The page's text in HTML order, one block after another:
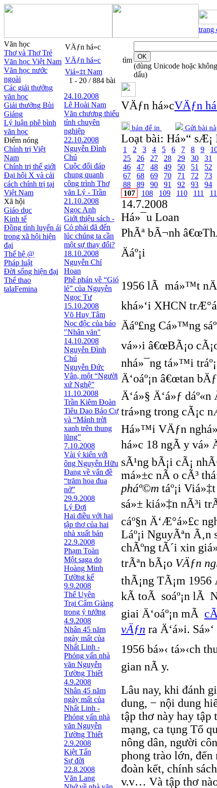
trang
Văn học
Thơ và Thơ Trẻ
Văn học Việt Nam
Văn học nước
ngoài
Các giải thưởng
văn học
Giải thưởng Bùi
Giáng
Lý luận phê bình
văn học
Điểm nóng
Chính trị Việt
Nam
Chính trị thế giới
Đại hội X và cải
cách chính trị tại
Việt Nam
Xã hội
Giáo dục
Kinh tế
Đồng tính luyến ái
trong xã hội hiện
đại
Thế hệ @
Pháp luật
Đời sống hiện đại
Thể thao
talaFemina
VÄƒn há»c
VÄƒn há»c
Viá»‡t Nam
1 - 20 / 884 bài
24.10.2008
Lê Hoài Nam
Văn chương thiếu
tính chuyên
nghiệp
22.10.2008
Nguyễn Đình
Chú
Cuộc đối đáp
chung quanh
công trình Thơ
văn Lý - Trần
21.10.2008
Ngọc Anh
Giới thiệu sách -
Có phải đã đến
lúc chúng ta cần
một sự thay đổi?
18.10.2008
Nguyễn Chí
Hoan
Phê phán về “Gió
lẻ” của Nguyễn
Ngọc Tư
15.10.2008
Võ Huy Tâm
Nọc độc của báo
"Nhân văn"
14.10.2008
Nguyễn Đình
Chú
Nguyễn Đức
Vân, một “Người
xứ Nghệ”
11.10.2008
Trần Kiêm Đoàn
Tiêu Dao Bảo Cự
và “Mảnh trời
xanh trên thung
lũng”
7.10.2008
Vài ý kiến với
ông Nguyễn Hữu
Đang về vấn đề
“trăm hoa đua
nở”
29.9.2008
Lý Đợi
Hai điều với hai
tập thơ của hai
nhà xuất bản
22.9.2008
Phạm Toàn
Một saga do
Hoàng Minh
Tường kể
9.9.2008
Thế Uyên
Trại Cẩm Giàng
trong ý tưởng
4.9.2008
Nhân 45 năm
ngày mất của
Nhất Linh -
Phỏng vấn nhà
văn Nguyễn
Tường Thiết
4.9.2008
Nhân 45 năm
ngày mất của
Nhất Linh -
Phỏng vấn nhà
văn Nguyễn
Tường Thiết
2.9.2008
Kiệt Tấn
Sự đời
22.8.2008
Văn Lang
tìm
(dùng Unicode hoặc không
dấu)
VÄƒn há»cVÄƒn
bản để in Gửi bài
Loạt bài: Há»“ sÆ¡
1 2 3 4 5 6 7 8 9
25
26 27 28 29 30
31
46
47 48 49 50 51
52
67
68 69 70 71 72
73
88
89 90 91 92 93
94
107
108 109 110 111
14.7.2008
Há»¯u Loan
PhÃª bÃ¬nh
Äáº¡i
1956 lÃ má»™t
khá»‘i XHCN
Äáº£ng Cá»™ng
vá»›i â€œBÃ¡o
nhá»¯ng tá»™i
Ä‘oáº¡n â€œtan
Ä‘á»§ Ä‘á»ƒ
trá»ng trong cÃ¡c
Há»™i VÄƒn
há»c 18 ngÃ y
sÃ¹ng bÃ¡i cÃ¡
má»±c nÃ o cÃ³
pháº©m táº¡i
sá»± kiá»‡n nÃ³i
cáº§n Ä‘Æ°á»£c
Láº¡i NguyÃªn Ã‚n
chÃºng tÃ´i xin
trÃªn bÃ¡o VÄƒn
thÃ¡ng TÃ¡m 1956
kÃ­ toÃ soáº¡n lÃ
giai Ä‘oáº¡n mÃ
vÄƒn ra Ä‘á»i. Sá»‘
1956 bá»‹ tá»‹ch
gian nÃ y.
Lâu nay, khi đánh
dung, − nội dung
tập thơ này hay tập
mạng, ca tụng Tổ
nông dân, người
phong trào lớn, đến
đoàn kết, chính
v.v… Và tập thơ